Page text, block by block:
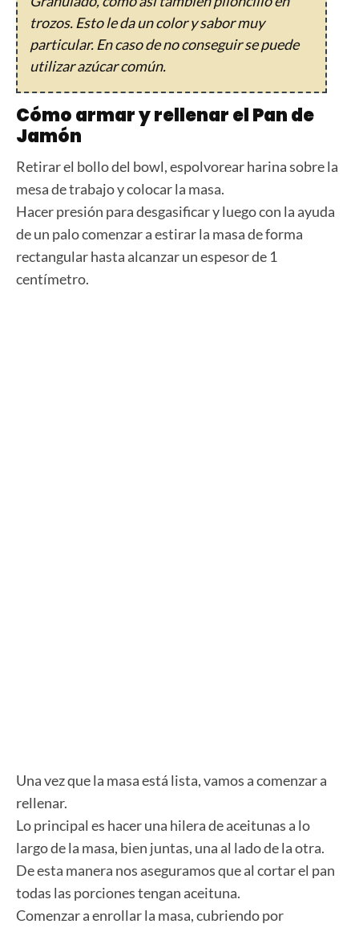
trozos. Esto le da un color y sabor muy
particular. En caso de no conseguir se puede
utilizar azúcar común.
Cómo armar y rellenar el Pan de
Jamón
Retirar el bollo del bowl, espolvorear harina sobre la
mesa de trabajo y colocar la masa.
Hacer presión para desgasificar y luego con la ayuda
de un palo comenzar a estirar la masa de forma
rectangular hasta alcanzar un espesor de 1
centímetro.
Una vez que la masa está lista, vamos a comenzar a
rellenar.
Lo principal es hacer una hilera de aceitunas a lo
largo de la masa, bien juntas, una al lado de la otra.
De esta manera nos aseguramos que al cortar el pan
todas las porciones tengan aceituna.
Comenzar a enrollar la masa, cubriendo por